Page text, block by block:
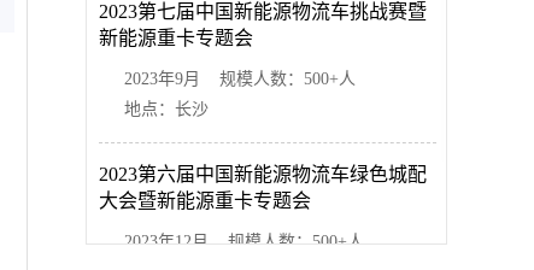
2023第七届中国新能源物流车挑战赛暨
新能源重卡专题会
2023年9月 规模人数：500+人
地点：长沙
2023第六届中国新能源物流车绿色城配
大会暨新能源重卡专题会
2023年12月 规模人数：500+人